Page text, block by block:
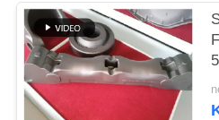
PRIVACY
POLICY